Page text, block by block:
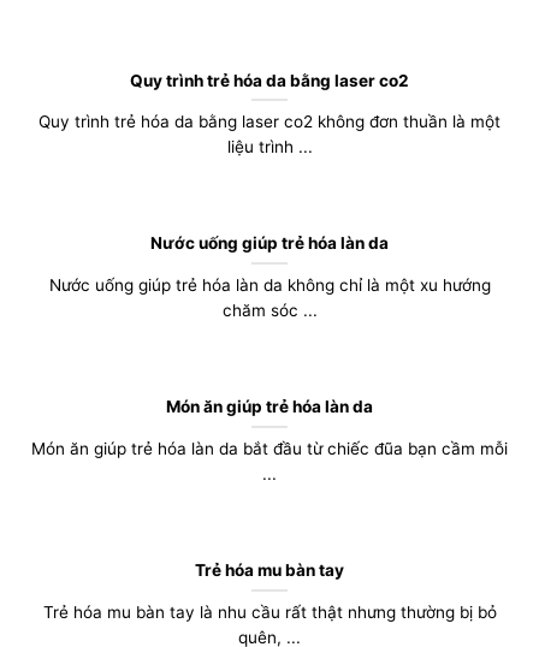
Quy trình trẻ hóa da bằng laser co2
Quy trình trẻ hóa da bằng laser co2 không đơn thuần là một
liệu trình ...
Nước uống giúp trẻ hóa làn da
Nước uống giúp trẻ hóa làn da không chỉ là một xu hướng
chăm sóc ...
Món ăn giúp trẻ hóa làn da
Món ăn giúp trẻ hóa làn da bắt đầu từ chiếc đũa bạn cầm mỗi
...
Trẻ hóa mu bàn tay
Trẻ hóa mu bàn tay là nhu cầu rất thật nhưng thường bị bỏ
quên, ...